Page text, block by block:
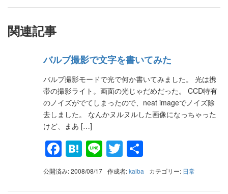
関連記事
バルブ撮影で文字を書いてみた
バルブ撮影モードで光で何か書いてみました。 光は携
帯の撮影ライト。画面の光じゃだめだった。 CCD特有
のノイズがでてしまったので、neat imageでノイズ除
去しました。 なんかヌルヌルした画像になっちゃった
けど、まあ […]
Facebook
Hatena
LineTwitter
有
公開済み: 2008/08/17 作成者:kaiba カテゴリー: 日常